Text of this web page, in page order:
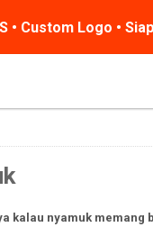
• Custom Logo •
kalau nyamuk